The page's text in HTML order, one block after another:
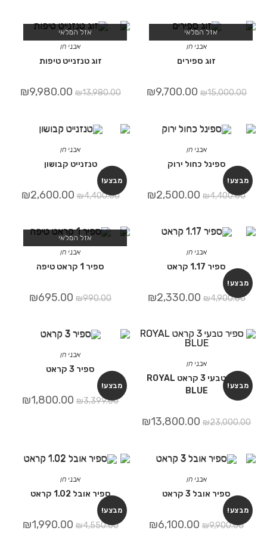
אזל המלאי
אבני חן
זוג טנזנייט טיפות
₪13,980.00
₪9,980.00
אזל המלאי
אבני חן
זוג ספירים
₪15,000.00
₪9,700.00
מבצע!
אבני חן
טנזנייט קבושון
₪4,400.00
₪2,600.00
מבצע!
אבני חן
ספינל כחול ירוק
₪4,400.00
₪2,500.00
אזל המלאי
אבני חן
ספיר 1 קראט טיפה
₪990.00
₪695.00
מבצע!
אבני חן
ספיר 1.17 קראט
₪4,900.00
₪2,330.00
מבצע!
אבני חן
ספיר 3 קראט
₪3,399.00
₪1,800.00
מבצע!
אבני חן
ספיר טבעי 3 קראט ROYAL
BLUE
₪23,000.00
₪13,800.00
מבצע!
אבני חן
ספיר אובל 1.02 קראט
₪4,550.00
₪1,990.00
מבצע!
אבני חן
ספיר אובל 3 קראט
₪9,900.00
₪6,100.00